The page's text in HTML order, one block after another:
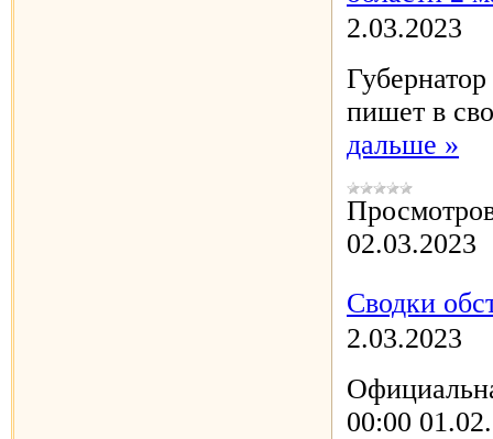
2.03.2023
пишет в
дальше »
02.03.2023
Сводки
2.03.2023
00:00